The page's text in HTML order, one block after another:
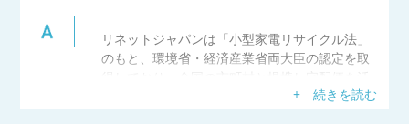
リネットジャパンは「小型家電リサイクル法」
のもと、環境省・経済産業省両大臣の認定を取
用した使用済みパソコン等小型家電の回収・リ
+ 続きを読む